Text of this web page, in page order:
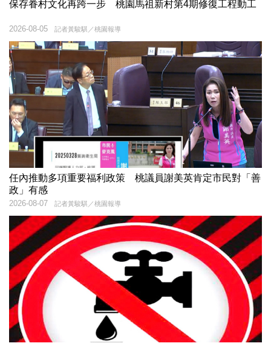
保存眷村文化再跨一步 桃園馬祖新村第4期修復工程動工
記者黃駿騏／桃園報導
2026-08-05
任內推動多項重要福利政策 桃議員謝美英肯定市民對「善
政」有感
記者黃駿騏／桃園報導
2026-08-07